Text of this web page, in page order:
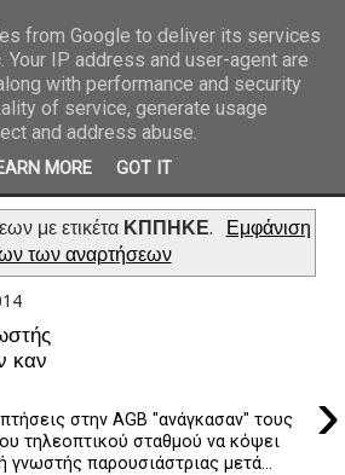
NET
με ετικέτα ΚΠΠΗΚΕ.
Εμφάνιση
των αναρτήσεων
καν
›
στην AGB "ανάγκασαν" τους
τηλεοπτικού σταθμού να κόψει
γνωστής παρουσιάστριας μετά...
from Google to deliver its services
Your IP address and user-agent are
with performance and security
of service, generate usage
and address abuse.
MORE GOT IT